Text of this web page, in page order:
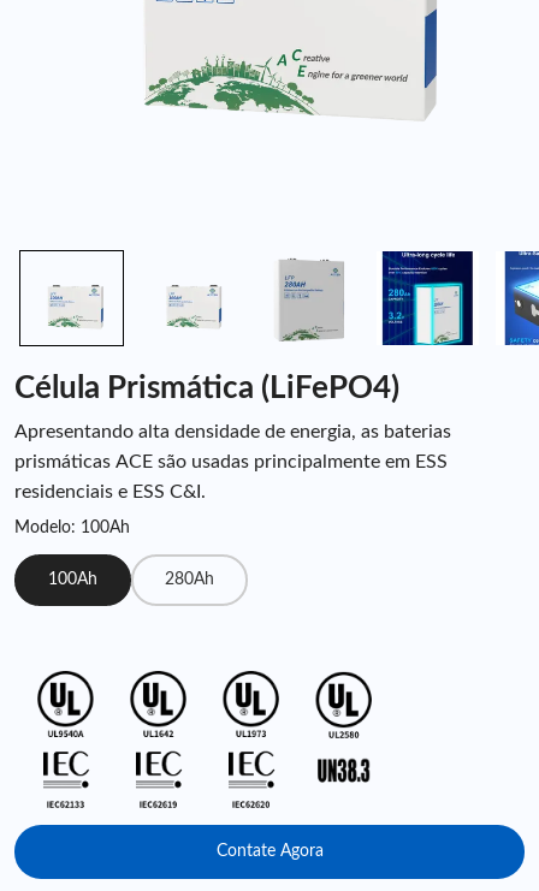
Célula Prismática (LiFePO4)
Apresentando alta densidade de energia, as baterias
prismáticas ACE são usadas principalmente em ESS
residenciais e ESS C&I.
Modelo: 100Ah
100Ah 280Ah
Contate Agora